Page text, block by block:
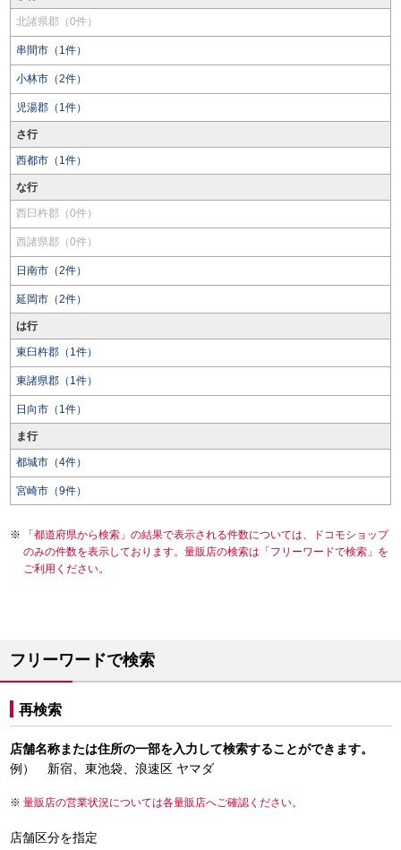
北諸県郡（0件）
串間市（1件）
小林市（2件）
児湯郡（1件）
さ行
西都市（1件）
な行
西臼杵郡（0件）
西諸県郡（0件）
日南市（2件）
延岡市（2件）
は行
東臼杵郡（1件）
東諸県郡（1件）
日向市（1件）
ま行
都城市（4件）
宮崎市（9件）
「都道府県から検索」の結果で表示される件数については、ドコモショップ
のみの件数を表示しております。量販店の検索は「フリーワードで検索」を
ご利用ください。
フリーワードで検索
再検索
店舗名称または住所の一部を入力して検索することができます。
例） 新宿、東池袋、浪速区 ヤマダ
量販店の営業状況については各量販店へご確認ください。
店舗区分を指定